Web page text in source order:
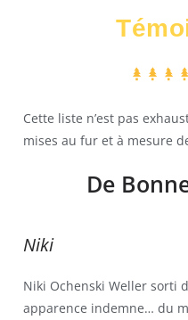
Cette liste n’est pas
mises au fur et à mesure
De
Niki
Niki Ochenski Weller sorti
apparence indemne… du